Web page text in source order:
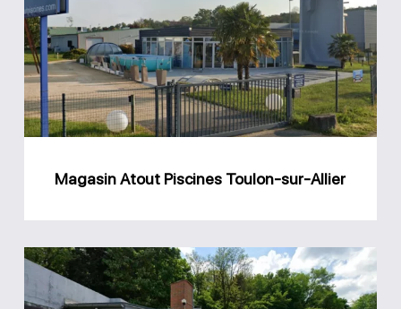
Piscines
Toulon-
sur-
Allier
Magasin Atout Piscines Toulon-sur-Allier
Magasin
Atout